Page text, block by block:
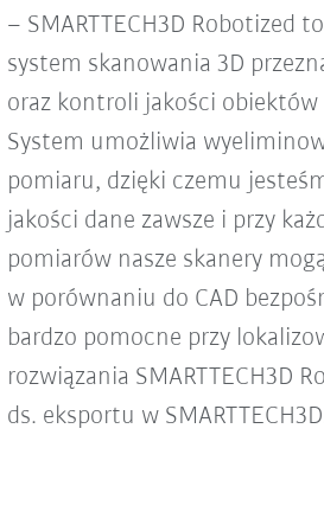
– SMARTTECH3D Robotized
system skanowania 3D
oraz kontroli jakości obiektów
System umożliwia
pomiaru, dzięki czemu
jakości dane zawsze i przy
pomiarów nasze skanery
w porównaniu do CAD
bardzo pomocne przy
rozwiązania SMARTTECH3D
ds. eksportu w